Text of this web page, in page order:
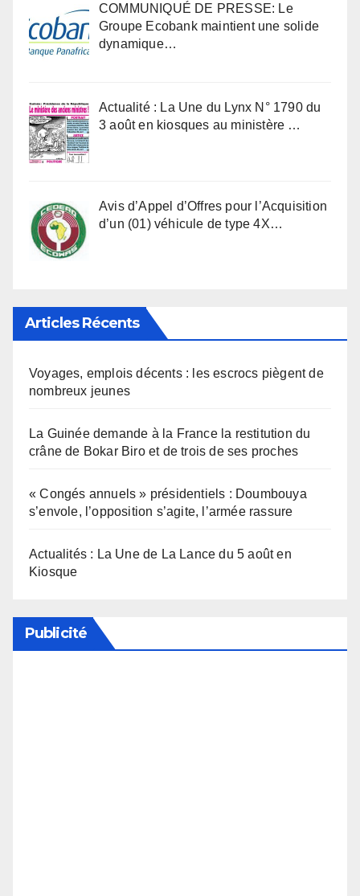
COMMUNIQUÉ DE PRESSE: Le
Groupe Ecobank maintient une solide
dynamique…
Actualité : La Une du Lynx N° 1790 du
3 août en kiosques au ministère …
Avis d’Appel d’Offres pour l’Acquisition
d’un (01) véhicule de type 4X…
Articles Récents
Voyages, emplois décents : les escrocs piègent de
nombreux jeunes
La Guinée demande à la France la restitution du
crâne de Bokar Biro et de trois de ses proches
« Congés annuels » présidentiels : Doumbouya
s’envole, l’opposition s’agite, l’armée rassure
Actualités : La Une de La Lance du 5 août en
Kiosque
Publicité